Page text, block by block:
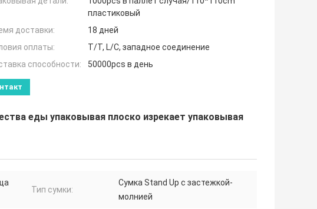
пластиковый
доставки:
18 дней
оплаты:
T/T, L/C, западное соединение
способности:
50000pcs в день
еды упаковывая плоско изрекает упаковывая
Тип сумки:
Сумка Stand Up с застежкой-
молнией